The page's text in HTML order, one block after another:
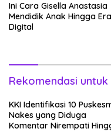
Ini Cara Gisella Anastasia
Mendidik Anak Hingga Era
Digital
Rekomendasi untuk
KKI Identifikasi 10
Nakes yang Diduga
Komentar Nirempati